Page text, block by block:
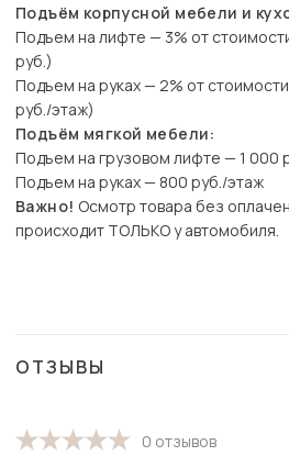
Подъём корпусной мебели и
Подъем на лифте — 3% от
руб.)
Подъем на руках — 2% от
руб./этаж)
Подъём мягкой мебели:
Подъем на грузовом лифте — 1 000
Подъем на руках — 800 руб./этаж
Важно! Осмотр товара без
происходит ТОЛЬКО у автомобиля.
ОТЗЫВЫ
0 отзывов